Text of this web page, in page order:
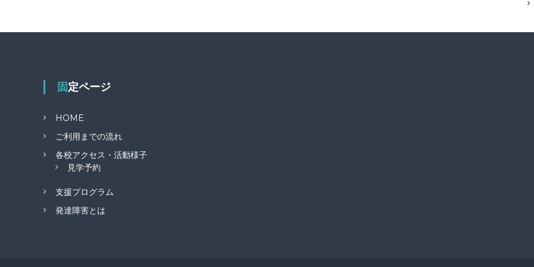
固定ページ
HOME
ご利用までの流れ
各校アクセス・活動様子
見学予約
支援プログラム
発達障害とは